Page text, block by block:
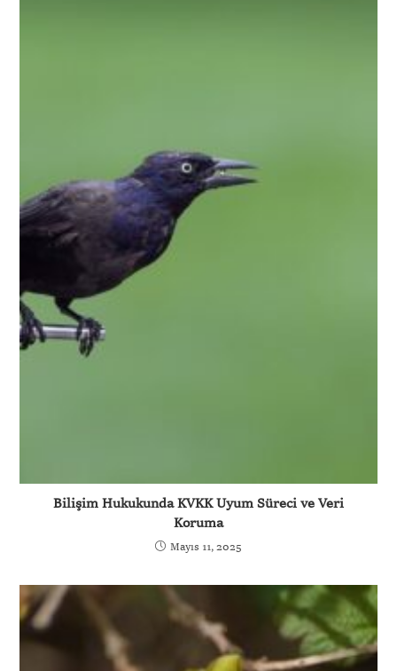
Bilişim Hukukunda KVKK Uyum Süreci ve Veri
Koruma
Mayıs 11, 2025